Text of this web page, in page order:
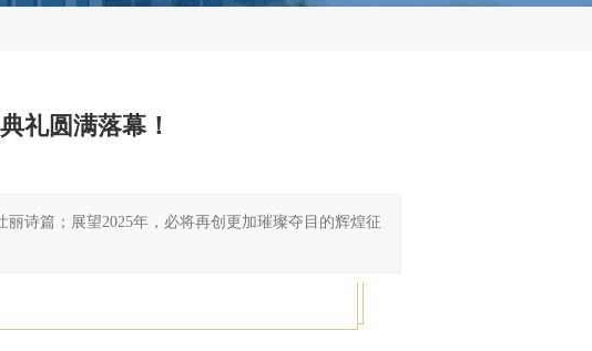
礼圆满落幕！
诗篇；展望2025年，必将再创更加璀璨夺目的辉煌征